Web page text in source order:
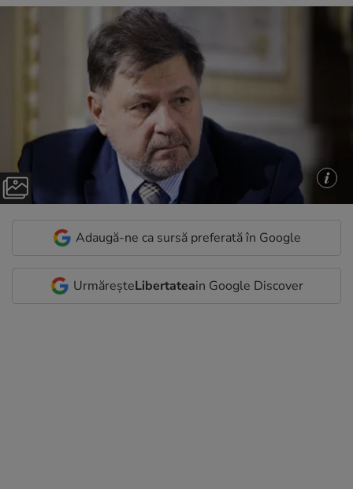
Adaugă-ne ca sursă preferată în Google
UrmăreșteLibertateain Google Discover